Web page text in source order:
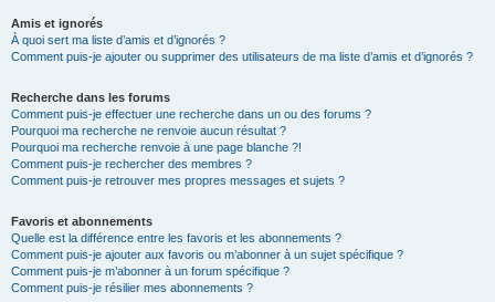
Amis et ignorés
À quoi sert ma liste d’amis et d’ignorés ?
Comment puis-je ajouter ou supprimer des utilisateurs de ma liste d’amis et d’ignorés ?
Recherche dans les forums
Comment puis-je effectuer une recherche dans un ou des forums ?
Pourquoi ma recherche ne renvoie aucun résultat ?
Pourquoi ma recherche renvoie à une page blanche ?!
Comment puis-je rechercher des membres ?
Comment puis-je retrouver mes propres messages et sujets ?
Favoris et abonnements
Quelle est la différence entre les favoris et les abonnements ?
Comment puis-je ajouter aux favoris ou m’abonner à un sujet spécifique ?
Comment puis-je m’abonner à un forum spécifique ?
Comment puis-je résilier mes abonnements ?